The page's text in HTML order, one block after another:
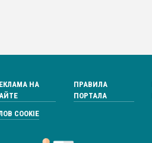
НА
ПРАВИЛА
ПОРТАЛА
COOKIE